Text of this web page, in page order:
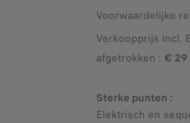
Voorwaardelijke
Verkoopprijs incl.
afgetrokken : € 29
Sterke punten :
Elektrisch en